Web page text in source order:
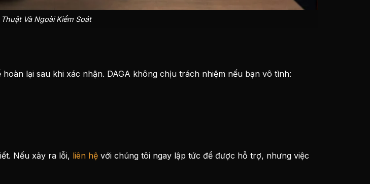
Và Ngoài Kiểm Soát
lại sau khi xác nhận. DAGA không chịu trách nhiệm nếu bạn vô tình:
Nếu xảy ra lỗi, liên hệ với chúng tôi ngay lập tức để được hỗ trợ, nhưng việc